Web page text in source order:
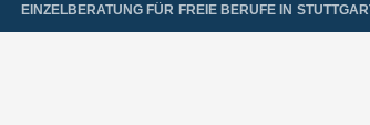
EINZELBERATUNG FÜR FREIE BERUFE IN